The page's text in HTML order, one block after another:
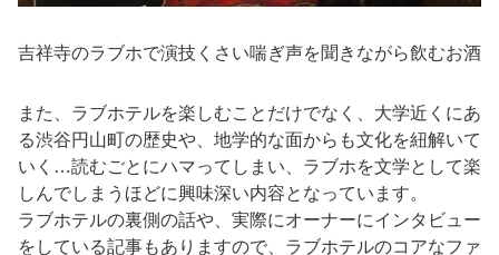
吉祥寺のラブホで演技くさい喘ぎ声を聞きながら飲むお酒
また、ラブホテルを楽しむことだけでなく、大学近くにあ
る渋谷円山町の歴史や、地学的な面からも文化を紐解いて
いく…読むごとにハマってしまい、ラブホを文学として楽
しんでしまうほどに興味深い内容となっています。
ラブホテルの裏側の話や、実際にオーナーにインタビュー
をしている記事もありますので、ラブホテルのコアなファ